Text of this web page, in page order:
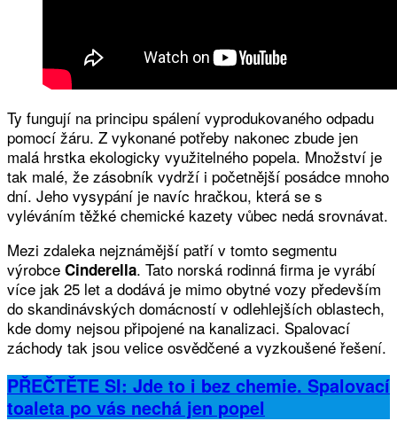
Ty fungují na principu spálení vyprodukovaného odpadu
pomocí žáru. Z vykonané potřeby nakonec zbude jen
malá hrstka ekologicky využitelného popela. Množství je
tak malé, že zásobník vydrží i početnější posádce mnoho
dní. Jeho vysypání je navíc hračkou, která se s
vyléváním těžké chemické kazety vůbec nedá srovnávat.
Mezi zdaleka nejznámější patří v tomto segmentu
výrobce Cinderella. Tato norská rodinná firma je vyrábí
více jak 25 let a dodává je mimo obytné vozy především
do skandinávských domácností v odlehlejších oblastech,
kde domy nejsou připojené na kanalizaci. Spalovací
záchody tak jsou velice osvědčené a vyzkoušené řešení.
PŘEČTĚTE SI: Jde to i bez chemie. Spalovací
toaleta po vás nechá jen popel